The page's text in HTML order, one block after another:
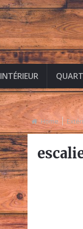
INTÉRIEUR
Home